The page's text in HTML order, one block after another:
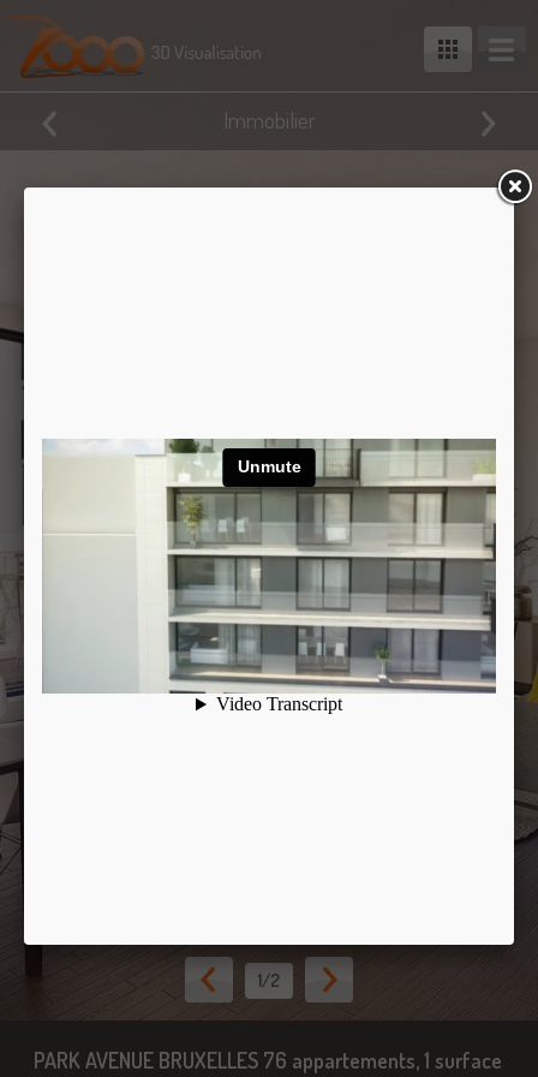
Immobilier
1/2
PARK AVENUE BRUXELLES 76 appartements, 1 surface